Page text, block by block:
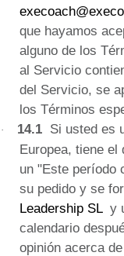
que hayamos
alguno de los
al Servicio
del Servicio, se
los Términos
· 14.1 Si usted es
Europea, tiene el
un "Este período
su pedido y se
Leadership SLy
calendario
opinión acerca